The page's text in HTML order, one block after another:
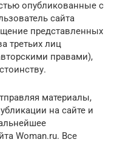
опубликованные с
сайта
представленных
третьих лиц
правами),
материалы,
на сайте и
Woman.ru. Все